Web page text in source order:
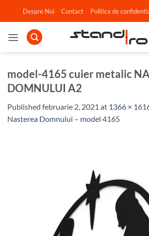
Despre Noi Contact Politica de
model-4165 cuier metalic
DOMNULUI A2
Published februarie 2, 2021 at 1366 ×
Nasterea Domnului – model 4165